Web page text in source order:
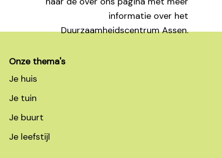
Onze thema's
Je huis
Je tuin
Je buurt
Je leefstijl